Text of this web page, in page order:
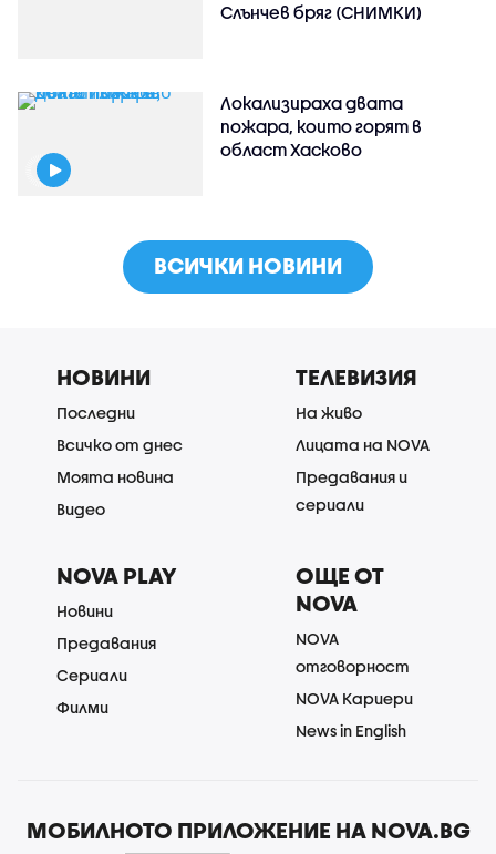
Слънчев бряг (СНИМКИ)
Локализираха двата
пожара, които горят в
област Хасково
ВСИЧКИ НОВИНИ
НОВИНИ
Последни
Всичко от днес
Моята новина
Видео
ТЕЛЕВИЗИЯ
На живо
Лицата на NOVA
Предавания и
сериали
NOVA PLAY
Новини
Предавания
Сериали
Филми
ОЩЕ ОТ
NOVA
NOVA
отговорност
NOVA Кариери
News in English
МОБИЛНОТО ПРИЛОЖЕНИЕ НА NOVA.BG